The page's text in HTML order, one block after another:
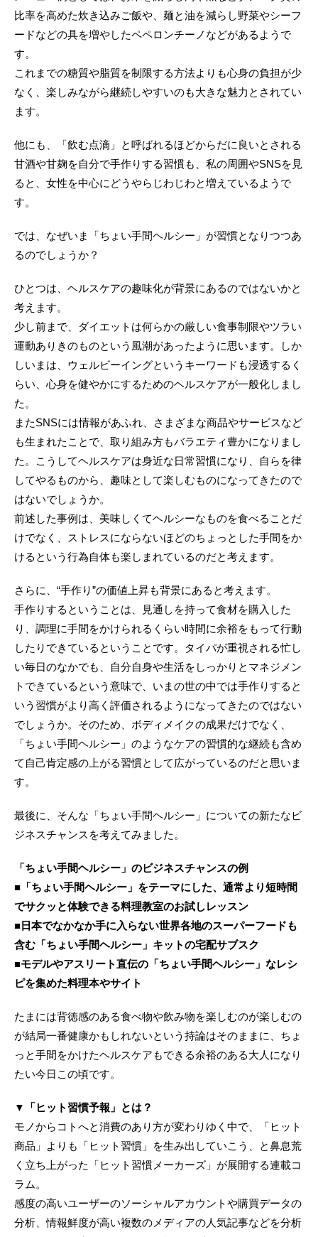
比率を高めた炊き込みご飯や、麺と油を減らし野菜やシーフ
ードなどの具を増やしたペペロンチーノなどがあるようで
す。
これまでの糖質や脂質を制限する方法よりも心身の負担が少
なく、楽しみながら継続しやすいのも大きな魅力とされてい
ます。
他にも、「飲む点滴」と呼ばれるほどからだに良いとされる
甘酒や甘麹を自分で手作りする習慣も、私の周囲やSNSを見
ると、女性を中心にどうやらじわじわと増えているようで
す。
では、なぜいま「ちょい手間ヘルシー」が習慣となりつつあ
るのでしょうか？
ひとつは、ヘルスケアの趣味化が背景にあるのではないかと
考えます。
少し前まで、ダイエットは何らかの厳しい食事制限やツラい
運動ありきのものという風潮があったように思います。しか
しいまは、ウェルビーイングというキーワードも浸透するく
らい、心身を健やかにするためのヘルスケアが一般化しまし
た。
またSNSには情報があふれ、さまざまな商品やサービスなど
も生まれたことで、取り組み方もバラエティ豊かになりまし
た。こうしてヘルスケアは身近な日常習慣になり、自らを律
してやるものから、趣味として楽しむものになってきたので
はないでしょうか。
前述した事例は、美味しくてヘルシーなものを食べることだ
けでなく、ストレスにならないほどのちょっとした手間をか
けるという行為自体も楽しまれているのだと考えます。
さらに、“手作り”の価値上昇も背景にあると考えます。
手作りするということは、見通しを持って食材を購入した
り、調理に手間をかけられるくらい時間に余裕をもって行動
したりできているということです。タイパが重視される忙し
い毎日のなかでも、自分自身や生活をしっかりとマネジメン
トできているという意味で、いまの世の中では手作りすると
いう習慣がより高く評価されるようになってきたのではない
でしょうか。そのため、ボディメイクの成果だけでなく、
「ちょい手間ヘルシー」のようなケアの習慣的な継続も含め
て自己肯定感の上がる習慣として広がっているのだと思いま
す。
最後に、そんな「ちょい手間ヘルシー」についての新たなビ
ジネスチャンスを考えてみました。
「ちょい手間ヘルシー」のビジネスチャンスの例
■「ちょい手間ヘルシー」をテーマにした、通常より短時間
でサクッと体験できる料理教室のお試しレッスン
■日本でなかなか手に入らない世界各地のスーパーフードも
含む「ちょい手間ヘルシー」キットの宅配サブスク
■モデルやアスリート直伝の「ちょい手間ヘルシー」なレシ
ピを集めた料理本やサイト
たまには背徳感のある食べ物や飲み物を楽しむのが楽しむの
が結局一番健康かもしれないという持論はそのままに、ちょ
っと手間をかけたヘルスケアもできる余裕のある大人になり
たい今日この頃です。
▼「ヒット習慣予報」とは？
モノからコトへと消費のあり方が変わりゆく中で、「ヒット
商品」よりも「ヒット習慣」を生み出していこう、と鼻息荒
く立ち上がった「ヒット習慣メーカーズ」が展開する連載コ
ラム。
感度の高いユーザーのソーシャルアカウントや購買データの
分析、情報鮮度が高い複数のメディアの人気記事などを分析